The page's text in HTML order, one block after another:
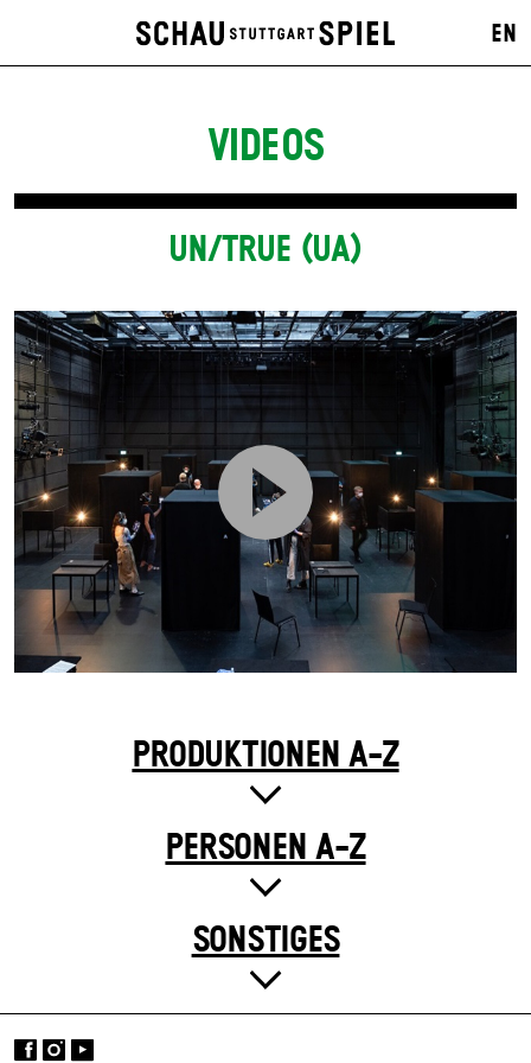
EN
VIDEOS
UN/TRUE (UA)
PRODUKTIONEN A-Z
PERSONEN A-Z
SONSTIGES